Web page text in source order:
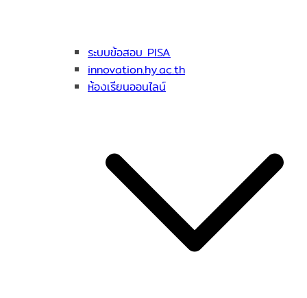
ระบบข้อสอบ PISA
innovation.hy.ac.th
ห้องเรียนออนไลน์